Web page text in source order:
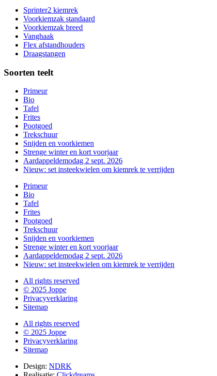
Sprinter2 kiemrek
Voorkiemzak standaard
Voorkiemzak breed
Vanghaak
Flex afstandhouders
Draagstangen
Soorten teelt
Primeur
Bio
Tafel
Frites
Pootgoed
Trekschuur
Snijden en voorkiemen
Strenge winter en kort voorjaar
Aardappeldemodag 2 sept. 2026
Nieuw: set insteekwielen om kiemrek te verrijden
Primeur
Bio
Tafel
Frites
Pootgoed
Trekschuur
Snijden en voorkiemen
Strenge winter en kort voorjaar
Aardappeldemodag 2 sept. 2026
Nieuw: set insteekwielen om kiemrek te verrijden
All rights reserved
© 2025 Joppe
Privacyverklaring
Sitemap
All rights reserved
© 2025 Joppe
Privacyverklaring
Sitemap
Design: NDRK